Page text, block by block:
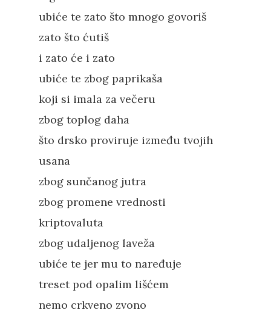
ubiće te zato što mnogo govoriš
zato što ćutiš
i zato će i zato
ubiće te zbog paprikaša
koji si imala za večeru
zbog toplog daha
što drsko proviruje između tvojih
usana
zbog sunčanog jutra
zbog promene vrednosti
kriptovaluta
zbog udaljenog laveža
ubiće te jer mu to naređuje
treset pod opalim lišćem
nemo crkveno zvono